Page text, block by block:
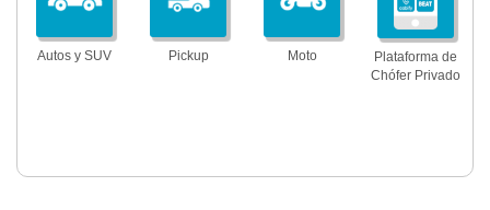
Autos y SUV Pickup Moto
Plataforma de
Chófer Privado